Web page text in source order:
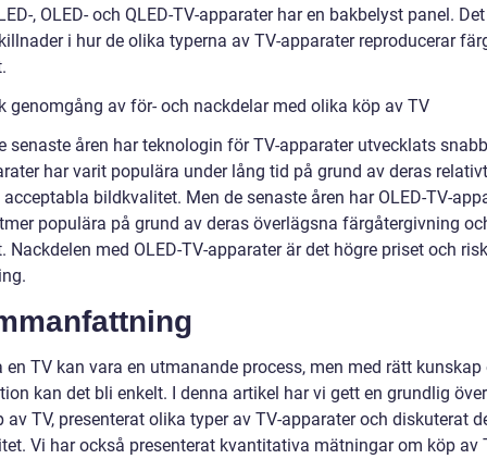
, OLED- och QLED-TV-apparater har en bakbelyst panel.
i hur de olika typerna av TV-apparater reproducerar
genomgång av för- och nackdelar med olika köp av TV
senaste åren har teknologin för TV-apparater utvecklats
har varit populära under lång tid på grund av deras
bildkvalitet. Men de senaste åren har OLED-TV-
populära på grund av deras överlägsna färgåtergivning
Nackdelen med OLED-TV-apparater är det högre priset och
en TV kan vara en utmanande process, men med rätt kunskap
kan det bli enkelt. I denna artikel har vi gett en grundlig
av TV, presenterat olika typer av TV-apparater och diskuterat
Vi har också presenterat kvantitativa mätningar om köp av